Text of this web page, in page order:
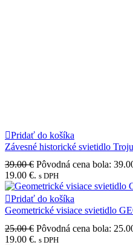
Pridať do košíka
Závesné historické svietidlo
39.00€ Pôvodná cena bola:
19.00 €. s DPH
Pridať do košíka
Geometrické visiace svietidlo
25.00€ Pôvodná cena bola:
19.00 €. s DPH